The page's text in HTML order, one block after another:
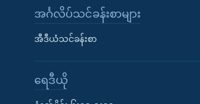
အင်္ဂလိပ်သင်ခန်းစာများ
အီဒီယံသင်ခန်းစာ
ရေဒီယို